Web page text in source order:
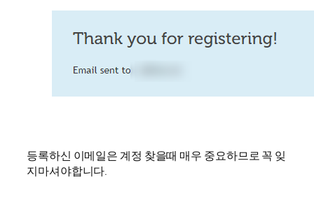
등록하신 이메일은 계정 찾을때 매우 중요하므로 꼭 잊
지마셔야합니다.